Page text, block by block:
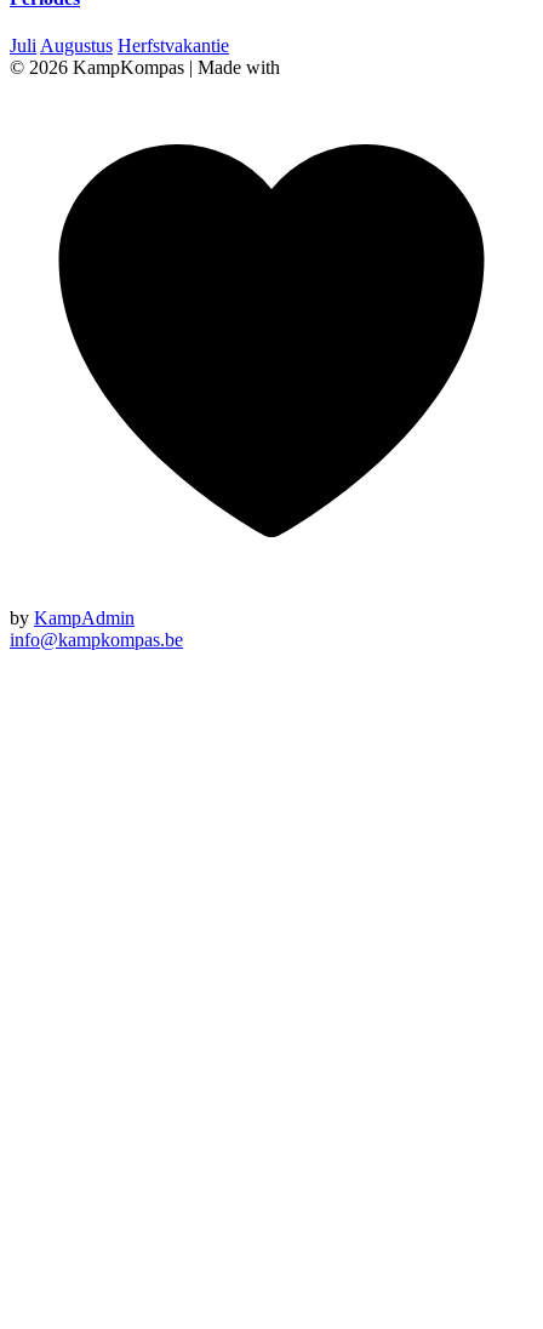
Juli Augustus Herfstvakantie
© 2026 KampKompas | Made with
by KampAdmin
info@kampkompas.be